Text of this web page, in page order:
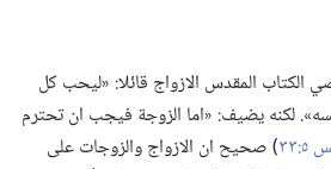
الكتاب المقدس الازواج قائلا:‏ «ليحب كل
لكنه يضيف:‏ «اما الزوجة فيجب ان تحترم
‏)‏ صحيح ان الازواج والزوجات على